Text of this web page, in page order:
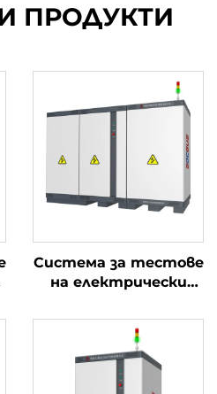
ПРОДУКТИ
Система за тестове
на електрически
литиеви батерии
(1000V)